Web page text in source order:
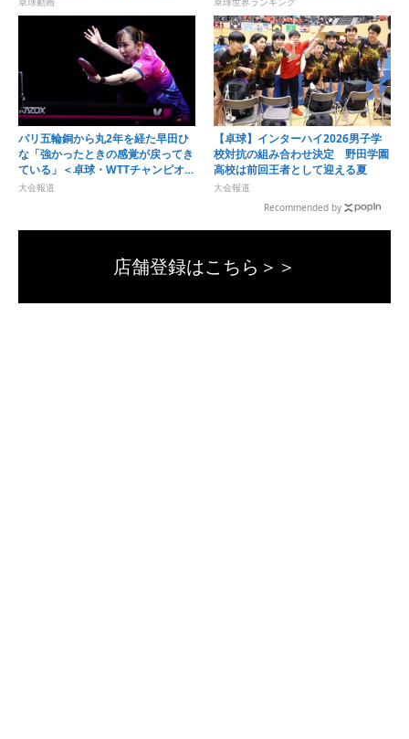
パリ五輪銅から丸2年を経た早田ひ
な「強かったときの感覚が戻ってき
ている」＜卓球・WTTチャンピオン
ズ横浜2026＞
大会報道
【卓球】インターハイ2026男子学
校対抗の組み合わせ決定 野田学園
高校は前回王者として迎える夏
大会報道
Recommended by
店舗登録はこちら＞＞